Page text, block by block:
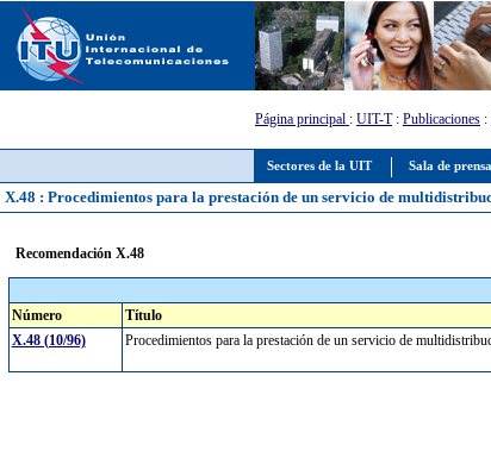
Sectores de la UIT Sala de prensa
Página principal : UIT-T: Publicaciones :
X.48 : Procedimientos para la prestación de un servicio de
Recomendación X.48
Número
Título
X.48 (10/96)
Procedimientos para la prestación de un servicio de